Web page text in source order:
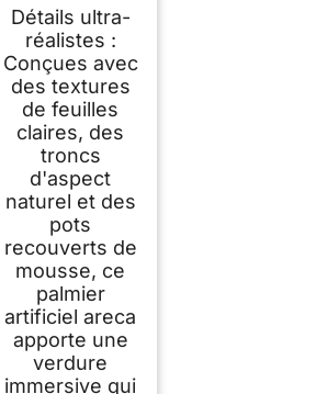
Tropicale en Pot
Blanc, Faux Arbre
Tropical Palmier
Areca Tronc Épais,
Fausse Plante pour
Décoration Intérieur,
Bureau, Intérieur,
Extérieur
Détails ultra-
réalistes :
Conçues avec
des textures
de feuilles
claires, des
troncs
d'aspect
naturel et des
pots
recouverts de
mousse, ce
palmier
artificiel areca
apporte une
verdure
immersive qui